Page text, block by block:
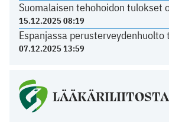
Suomalaisen tehohoidon tulokset
15.12.2025 08:19
Espanjassa perusterveydenhuolto
07.12.2025 13:59
LÄÄKÄRILIITOSTA